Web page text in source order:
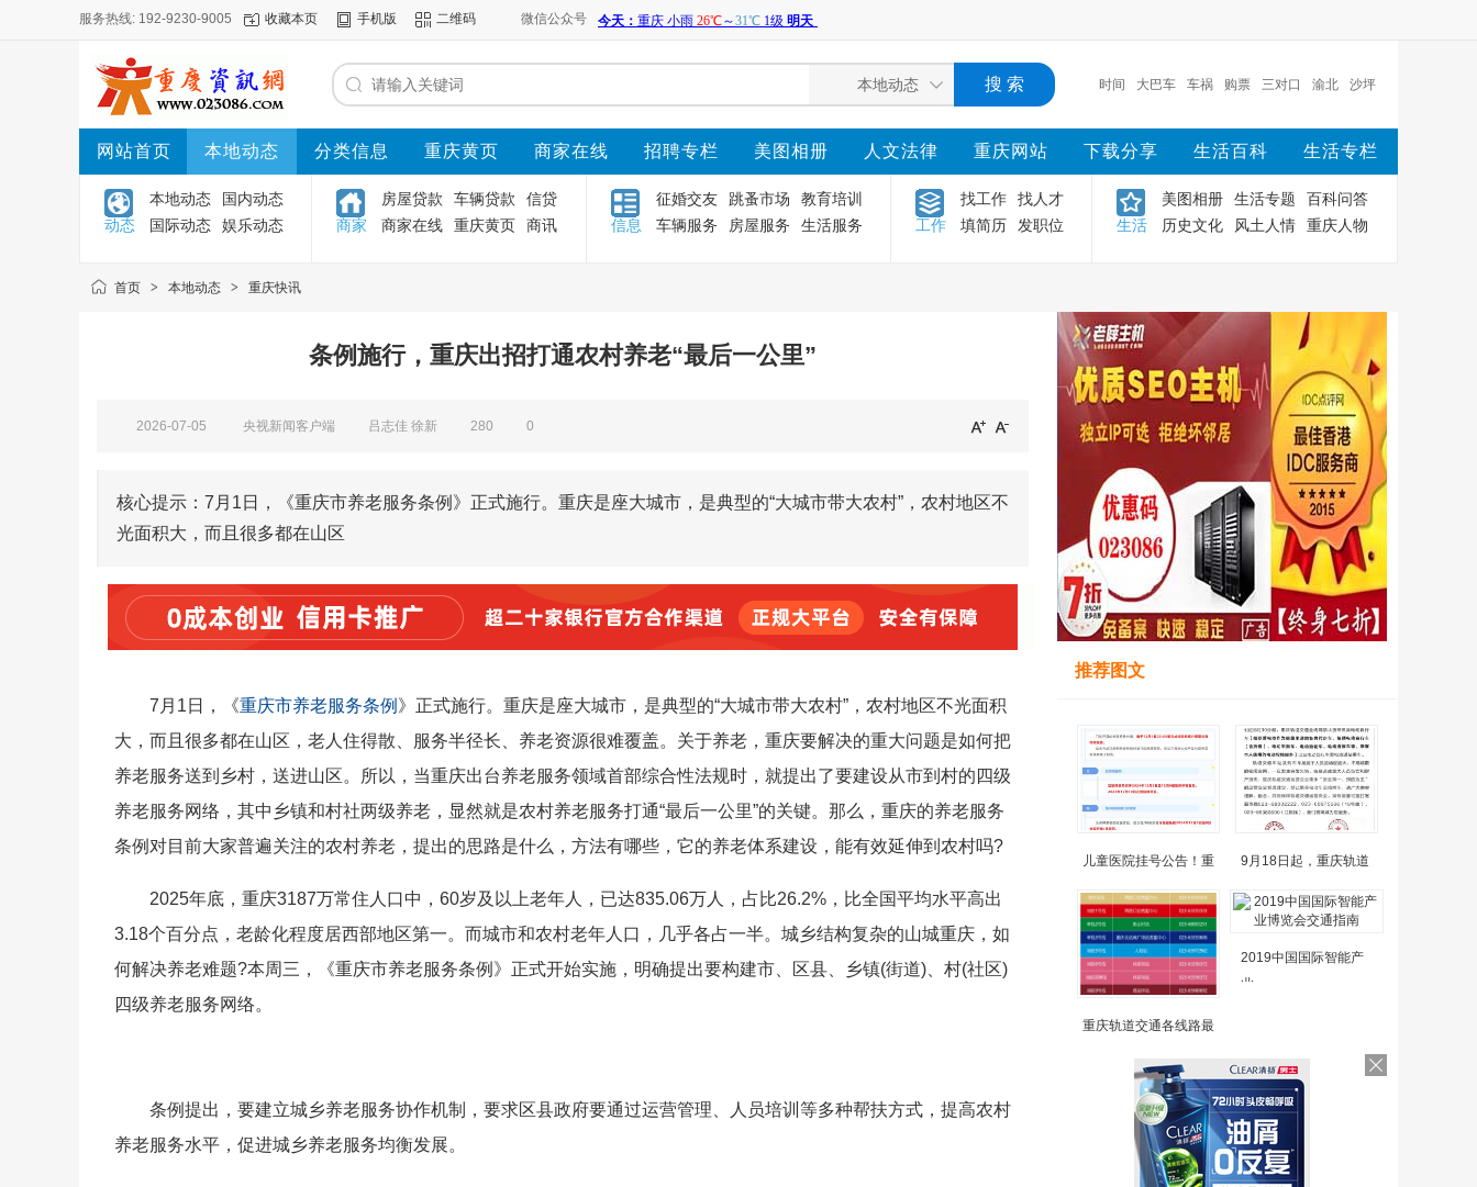
服务热线: 192-9230-9005 收藏本页 手机版 二维码 微信公众号
时间 大巴车 车祸 购票 三对口 渝北 沙坪
坝 渝中 重庆 主城
网站首页 本地动态 分类信息 重庆黄页 商家在线 招聘专栏 美图相册 人文法律 重庆网站 下载分享 生活百科 生活专栏
动态
本地动态
国内动态
国际动态
娱乐动态 商家
房屋贷款 车辆贷款
信贷
商家在线
重庆黄页 商讯 信息
征婚交友 跳蚤市场
教育培训
车辆服务
房屋服务 生活服务 工作
找工作
找人才
填简历
发职位 生活
美图相册 生活专题
百科问答
历史文化
风土人情 重庆人物
首页 > 本地动态 > 重庆快讯
条例施行，重庆出招打通农村养老“最后一公里”
2026-07-05 央视新闻客户端 吕志佳 徐新 280 0
核心提示：7月1日，《重庆市养老服务条例》正式施行。重庆是座大城市，是典型的“大城市带大农村”，农村地区不
光面积大，而且很多都在山区
7月1日，《重庆市养老服务条例 》正式施行。重庆是座大城市，是典型的“大城市带大农村”，农村地区不光面积
大，而且很多都在山区，老人住得散、服务半径长、养老资源很难覆盖。关于养老，重庆要解决的重大问题是如何把
养老服务送到乡村，送进山区。所以，当重庆出台养老服务领域首部综合性法规时，就提出了要建设从市到村的四级
养老服务网络，其中乡镇和村社两级养老，显然就是农村养老服务打通“最后一公里”的关键。那么，重庆的养老服务
条例对目前大家普遍关注的农村养老，提出的思路是什么，方法有哪些，它的养老体系建设，能有效延伸到农村吗?
2025年底，重庆3187万常住人口中，60岁及以上老年人，已达835.06万人，占比26.2%，比全国平均水平高出
3.18个百分点，老龄化程度居西部地区第一。而城市和农村老年人口，几乎各占一半。城乡结构复杂的山城重庆，如
何解决养老难题?本周三，《重庆市养老服务条例》正式开始实施，明确提出要构建市、区县、乡镇(街道)、村(社区)
四级养老服务网络。
条例提出，要建立城乡养老服务协作机制，要求区县政府要通过运营管理、人员培训等多种帮扶方式，提高农村
养老服务水平，促进城乡养老服务均衡发展。
推荐图文
儿童医院挂号公告！重 9月18日起，重庆轨道
重庆轨道交通各线路最
2019中国国际智能产
业